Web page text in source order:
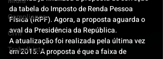
Compliance
Civil
Trabalhista
da tabela do Imposto de Renda Pessoa
Física (IRPF). Agora, a proposta aguarda o
aval da Presidência da República.
A atualização foi realizada pela última vez
em 2015. A proposta é que a faixa de